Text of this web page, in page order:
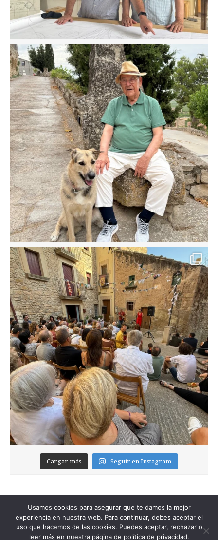
Cargar más Seguir en Instagram
Usamos cookies para asegurar que te damos la mejor
experiencia en nuestra web. Para continuar, debes aceptar el
uso que hacemos de las cookies. Puedes aceptar, rechazar o
leer más en nuestra página de política de privacidad.